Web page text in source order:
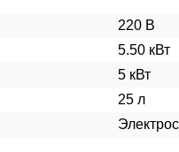
220 В
5.50 кВт
5 кВт
25 л